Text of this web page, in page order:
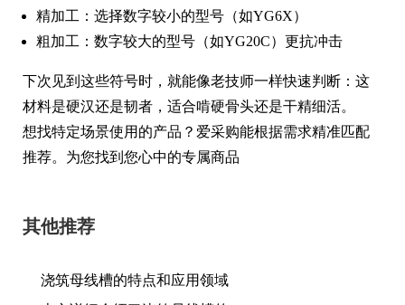
精加工：选择数字较小的型号（如YG6X）
粗加工：数字较大的型号（如YG20C）更抗冲击
下次见到这些符号时，就能像老技师一样快速判断：这
材料是硬汉还是韧者，适合啃硬骨头还是干精细活。
想找特定场景使用的产品？爱采购能根据需求精准匹配
推荐。为您找到您心中的专属商品
其他推荐
浇筑母线槽的特点和应用领域